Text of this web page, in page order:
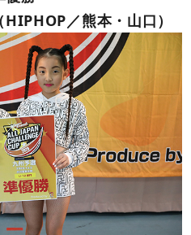
／熊本・山口）